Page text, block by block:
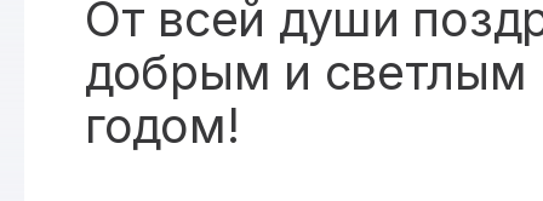
От всей души
добрым и
годом!